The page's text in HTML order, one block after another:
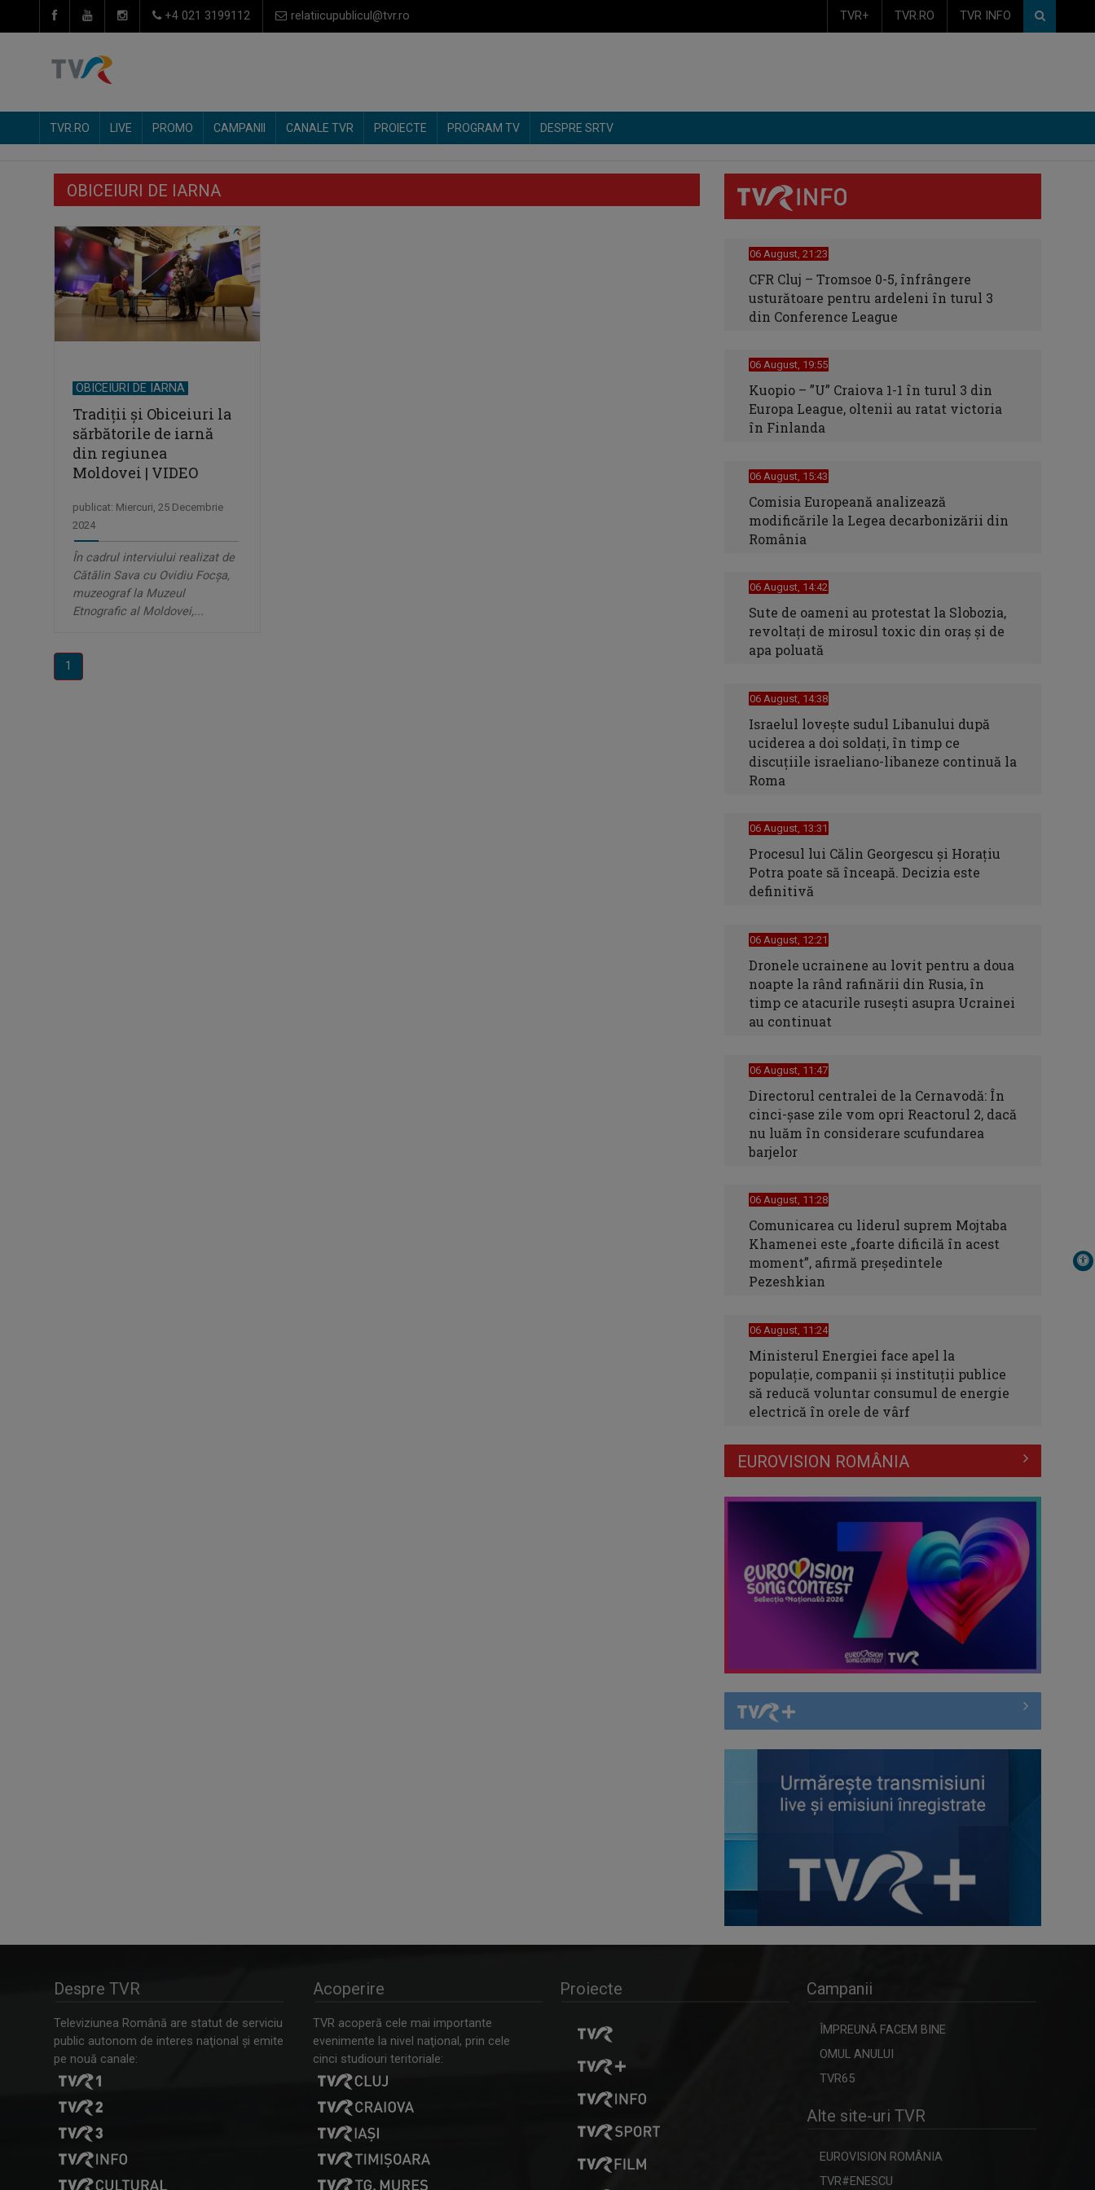
+4 021 3199112 relatiicupublicul@tvr.ro TVR+ TVR.RO TVR INFO
TVR.RO LIVE PROMO CAMPANII CANALE TVR PROIECTE PROGRAM TV DESPRE SRTV
OBICEIURI DE IARNA
OBICEIURI DE IARNA
Tradiții și Obiceiuri la
sărbătorile de iarnă
din regiunea
Moldovei | VIDEO
publicat: Miercuri, 25 Decembrie
2024
În cadrul interviului realizat de
Cătălin Sava cu Ovidiu Focșa,
muzeograf la Muzeul
Etnografic al Moldovei,...
1
06 August, 21:23
CFR Cluj – Tromsoe 0-5, înfrângere
usturătoare pentru ardeleni în turul 3
din Conference League
06 August, 19:55
Kuopio – ”U” Craiova 1-1 în turul 3 din
Europa League, oltenii au ratat victoria
în Finlanda
06 August, 15:43
Comisia Europeană analizează
modificările la Legea decarbonizării din
România
06 August, 14:42
Sute de oameni au protestat la Slobozia,
revoltați de mirosul toxic din oraș și de
apa poluată
06 August, 14:38
Israelul loveşte sudul Libanului după
uciderea a doi soldaţi, în timp ce
discuţiile israeliano-libaneze continuă la
Roma
06 August, 13:31
Procesul lui Călin Georgescu și Horațiu
Potra poate să înceapă. Decizia este
definitivă
06 August, 12:21
Dronele ucrainene au lovit pentru a doua
noapte la rând rafinării din Rusia, în
timp ce atacurile rusești asupra Ucrainei
au continuat
06 August, 11:47
Directorul centralei de la Cernavodă: În
cinci-şase zile vom opri Reactorul 2, dacă
nu luăm în considerare scufundarea
barjelor
06 August, 11:28
Comunicarea cu liderul suprem Mojtaba
Khamenei este „foarte dificilă în acest
moment”, afirmă preşedintele
Pezeshkian
06 August, 11:24
Ministerul Energiei face apel la
populație, companii și instituții publice
să reducă voluntar consumul de energie
electrică în orele de vârf
EUROVISION ROMÂNIA
Despre TVR
Televiziunea Română are statut de serviciu
public autonom de interes naţional şi emite
pe nouă canale:
Acoperire
TVR acoperă cele mai importante
evenimente la nivel naţional, prin cele
cinci studiouri teritoriale:
Proiecte Campanii
ÎMPREUNĂ FACEM BINE
OMUL ANULUI
TVR65
Alte site-uri TVR
EUROVISION ROMÂNIA
TVR#ENESCU